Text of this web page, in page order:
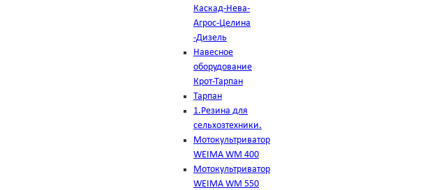
Каскад-Нева-
Агрос-Целина
-Дизель
Навесное
оборудование
Крот-Тарпан
Тарпан
1.Резина для
сельхозтехники.
Мотокультриватор
WEIMA WM 400
Мотокультриватор
WEIMA WM 550